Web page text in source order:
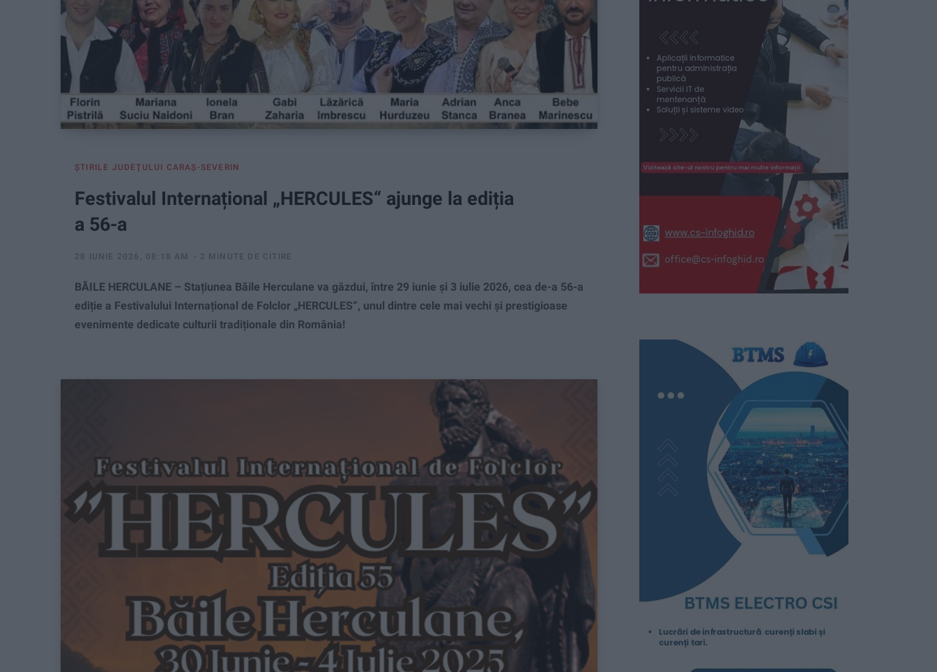
ŞTIRILE JUDEŢULUI CARAŞ-SEVERIN
Festivalul Internațional „HERCULES“ ajunge la ediția
a 56-a
28 IUNIE 2026, 08:18 AM 2 MINUTE DE CITIRE
BĂILE HERCULANE – Stațiunea Băile Herculane va găzdui, între 29 iunie și 3 iulie 2026, cea de-a 56-a
ediție a Festivalului Internațional de Folclor „HERCULES“, unul dintre cele mai vechi și prestigioase
evenimente dedicate culturii tradiționale din România!